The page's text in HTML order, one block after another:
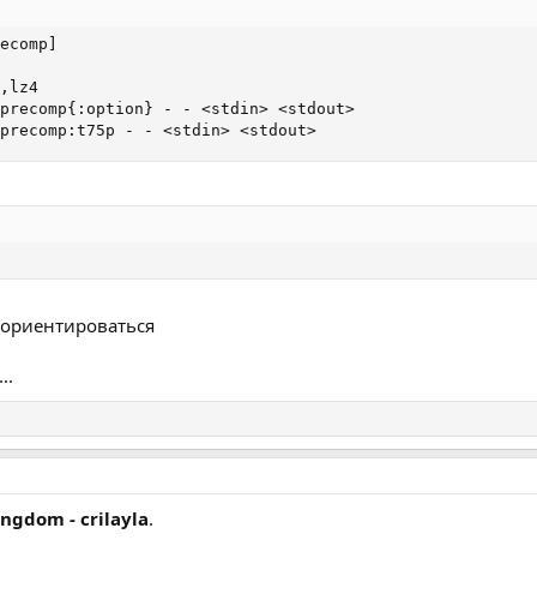
- - <stdin> <stdout>
- - <stdin> <stdout>
- crilayla.